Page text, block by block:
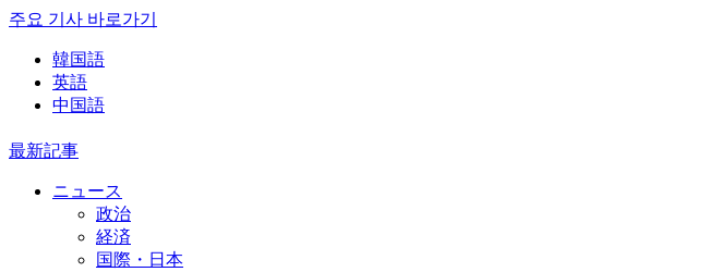
주요 기사 바로가기
韓国語
英語
中国語
最新記事
ニュース
政治
経済
国際・日本